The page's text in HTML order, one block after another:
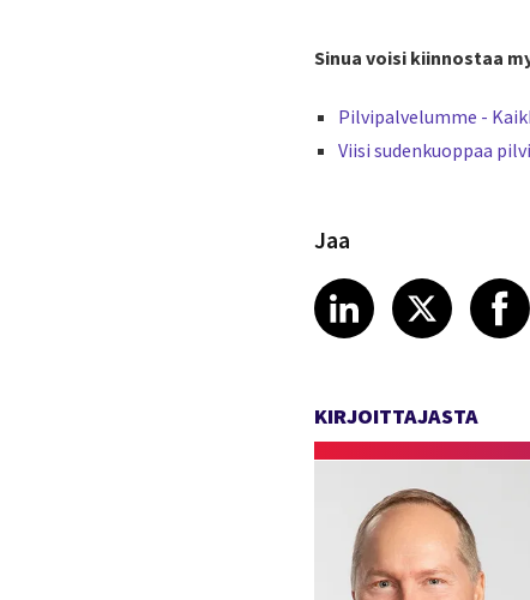
Sinua voisi kiinnostaa
Pilvipalvelumme -
Viisi sudenkuoppaa
Jaa
Share article
LinkedIn
Share
X
KIRJOITTAJASTA